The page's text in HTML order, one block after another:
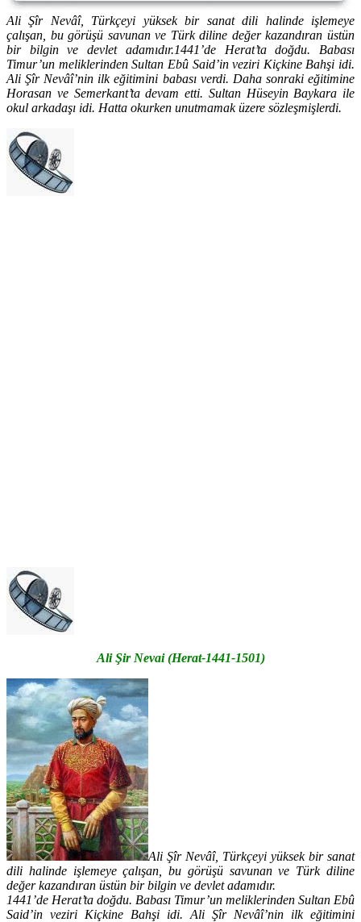
Ali Şîr Nevâî, Türkçeyi yüksek bir sanat dili halinde işlemeye
çalışan, bu görüşü savunan ve Türk diline değer kazandıran üstün
bir bilgin ve devlet adamıdır.1441’de Herat’ta doğdu. Babası
Timur’un meliklerinden Sultan Ebû Said’in veziri Kiçkine Bahşi idi.
Ali Şîr Nevâî’nin ilk eğitimini babası verdi. Daha sonraki eğitimine
Horasan ve Semerkant’ta devam etti. Sultan Hüseyin Baykara ile
okul arkadaşı idi. Hatta okurken unutmamak üzere sözleşmişlerdi.
Ali Şir Nevai (Herat-1441-1501)
Ali Şîr Nevâî, Türkçeyi yüksek bir sanat
dili halinde işlemeye çalışan, bu görüşü savunan ve Türk diline
değer kazandıran üstün bir bilgin ve devlet adamıdır.
1441’de Herat’ta doğdu. Babası Timur’un meliklerinden Sultan Ebû
Said’in veziri Kiçkine Bahşi idi. Ali Şîr Nevâî’nin ilk eğitimini